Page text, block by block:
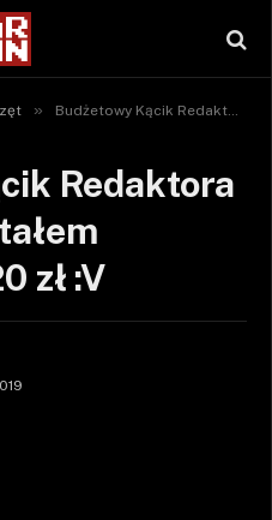
» Budżetowy Kącik Redaktora Kebaba – Zmotałem Komputer za 20 zł :V
Redaktora
zł :V